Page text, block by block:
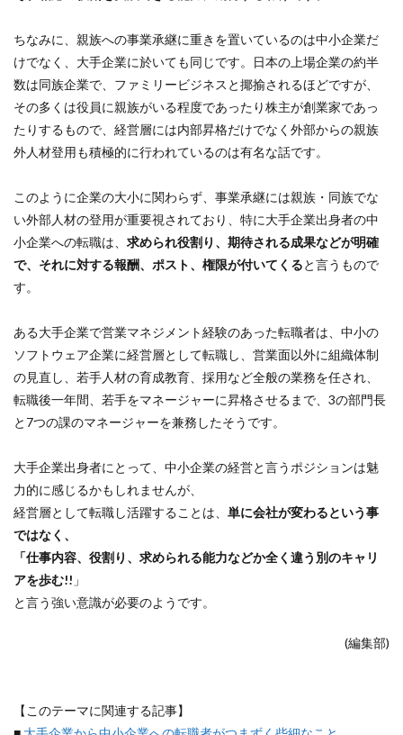
ちなみに、親族への事業承継に重きを置いているのは中小企業だ
けでなく、大手企業に於いても同じです。日本の上場企業の約半
数は同族企業で、ファミリービジネスと揶揄されるほどですが、
その多くは役員に親族がいる程度であったり株主が創業家であっ
たりするもので、経営層には内部昇格だけでなく外部からの親族
外人材登用も積極的に行われているのは有名な話です。
このように企業の大小に関わらず、事業承継には親族・同族でな
い外部人材の登用が重要視されており、特に大手企業出身者の中
小企業への転職は、 求められ役割り、期待される成果などが明確
で、それに対する報酬、ポスト、権限が付いてくると言うもので
す。
ある大手企業で営業マネジメント経験のあった転職者は、中小の
ソフトウェア企業に経営層として転職し、営業面以外に組織体制
の見直し、若手人材の育成教育、採用など全般の業務を任され、
転職後一年間、若手をマネージャーに昇格させるまで、3の部門長
と7つの課のマネージャーを兼務したそうです。
大手企業出身者にとって、中小企業の経営と言うポジションは魅
力的に感じるかもしれませんが、
経営層として転職し活躍することは、 単に会社が変わるという事
ではなく、
「仕事内容、役割り、求められる能力などか全く違う別のキャリ
アを歩む!! 」
と言う強い意識が必要のようです。
(編集部)
【このテーマに関連する記事】